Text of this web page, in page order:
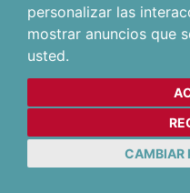
personalizar las
mostrar anuncios que
usted.
CAMBIAR